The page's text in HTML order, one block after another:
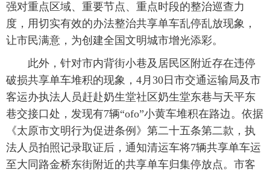
强对重点区域、重要节点、重点时段的整治巡查力
度，用切实有效的办法整治共享单车乱停乱放现象，
让市民满意，为创建全国文明城市增光添彩。
此外，针对市内背街小巷及居民区附近存在违停
破损共享单车堆积的现象，4月30日市交通运输局及市
客运办执法人员赶赴奶生堂社区奶生堂东巷与天平东
巷交接口处，发现有7辆“ofo”小黄车堆积在路边。依据
《太原市文明行为促进条例》第二十五条第二款，执
法人员拍照记录取证后，通知清运车将7辆共享单车运
至大同路金桥东街附近的共享单车归集停放点。市客